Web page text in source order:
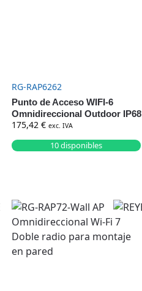
RG-RAP6262
Punto de Acceso WIFI-6
Omnidireccional Outdoor IP68
con puerto Optico hasta
175,42 € exc. IVA
10 disponibles